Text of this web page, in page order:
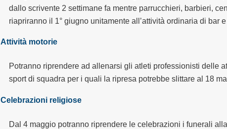
dallo scrivente 2 settimane fa mentre parrucchieri, barbieri,
riapriranno il 1° giugno unitamente all’attività ordinaria di bar
Attività motorie
Potranno riprendere ad allenarsi gli atleti professionisti delle
sport di squadra per i quali la ripresa potrebbe slittareal 18
Celebrazioni religiose
Dal 4 maggio potranno riprendere le celebrazioni i funerali